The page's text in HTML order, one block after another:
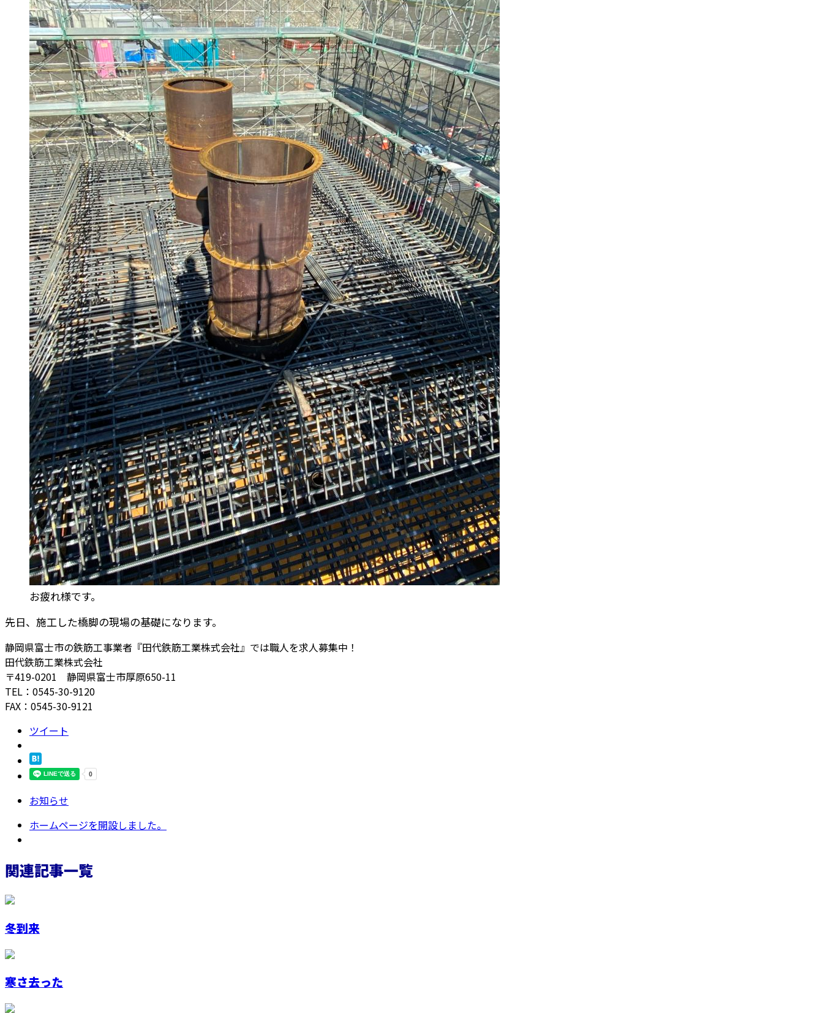
お疲れ様です。
先日、施工した橋脚の現場の基礎になります。
静岡県富士市の鉄筋工事業者『田代鉄筋工業株式会社』では職人を求人募集中！
田代鉄筋工業株式会社
〒419-0201 静岡県富士市厚原650-11
TEL：0545-30-9120
FAX：0545-30-9121
ツイート
お知らせ
ホームページを開設しました。
関連記事一覧
冬到来
寒さ去った